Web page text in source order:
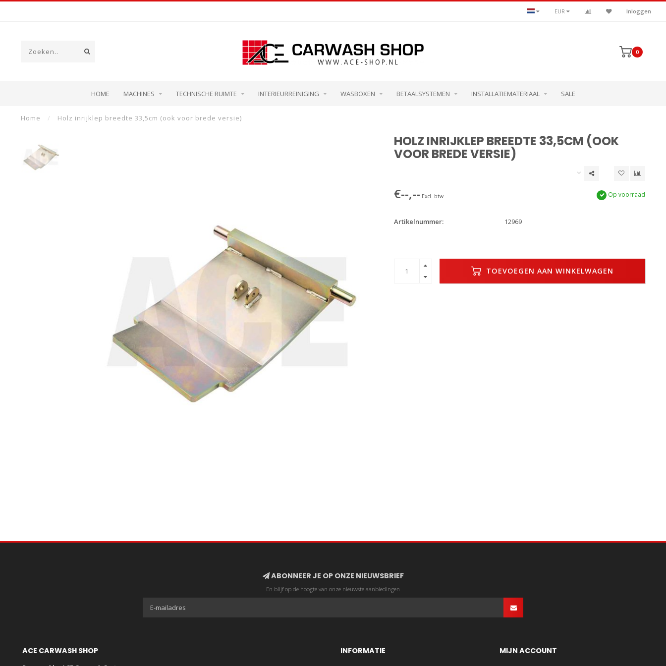
EUR Inloggen
0
HOME MACHINES TECHNISCHE RUIMTE INTERIEURREINIGING WASBOXEN BETAALSYSTEMEN INSTALLATIEMATERIAAL SALE
Home / Holz inrijklep breedte 33,5cm (ook voor brede versie)
HOLZ INRIJKLEP BREEDTE 33,5CM (OOK
VOOR BREDE VERSIE)
€--,-- Excl. btw Op voorraad
Artikelnummer: 12969
TOEVOEGEN AAN WINKELWAGEN
ABONNEER JE OP ONZE NIEUWSBRIEF
En blijf op de hoogte van onze nieuwste aanbiedingen
ACE CARWASH SHOP INFORMATIE MIJN ACCOUNT